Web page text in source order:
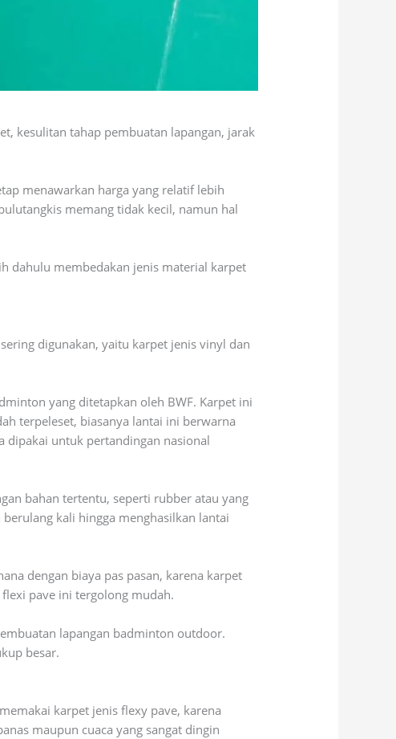
kesulitan tahap pembuatan lapangan, jarak
menawarkan harga yang relatif lebih
memang tidak kecil, namun hal
dahulu membedakan jenis material karpet
digunakan, yaitu karpet jenis vinyl dan
yang ditetapkan oleh BWF. Karpet ini
terpeleset, biasanya lantai ini berwarna
dipakai untuk pertandingan nasional
bahan tertentu, seperti rubber atau yang
kali hingga menghasilkan lantai
dengan biaya pas pasan, karena karpet
pave ini tergolong mudah.
lapangan badminton outdoor.
besar.
karpet jenis flexy pave, karena
maupun cuaca yang sangat dingin